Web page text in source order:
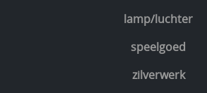
lamp/luchter
speelgoed
zilverwerk